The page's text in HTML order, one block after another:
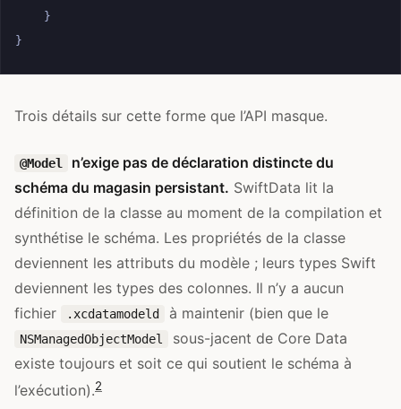
}
}
Trois détails sur cette forme que l’API masque.
@Model
n’exige pas de déclaration distincte du
schéma du magasin persistant. SwiftData lit la
définition de la classe au moment de la compilation et
synthétise le schéma. Les propriétés de la classe
deviennent les attributs du modèle ; leurs types Swift
deviennent les types des colonnes. Il n’y a aucun
fichier
.xcdatamodeld à maintenir (bien que le
NSManagedObjectModel
sous-jacent de Core Data
existe toujours et soit ce qui soutient le schéma à
l’exécution).2